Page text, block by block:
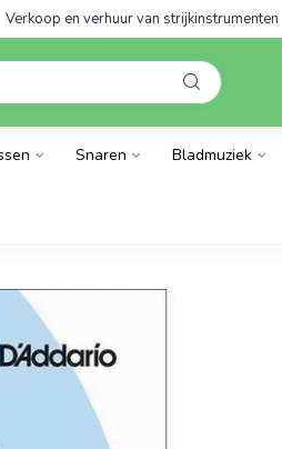
Verkoop en verhuur van strijkinstrumenten
Snaren Bladmuziek